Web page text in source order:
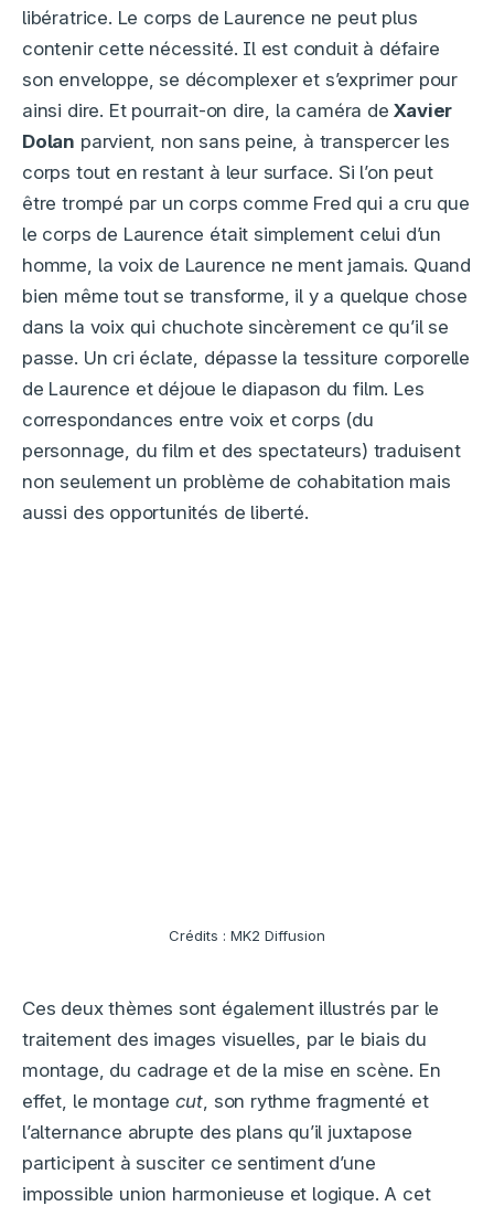
libératrice. Le corps de Laurence ne peut plus
contenir cette nécessité. Il est conduit à défaire
son enveloppe, se décomplexer et s’exprimer pour
ainsi dire. Et pourrait-on dire, la caméra deXavier
Dolan parvient, non sans peine, à transpercer les
corps tout en restant à leur surface. Si l’on peut
être trompé par un corps comme Fred qui a cru que
le corps de Laurence était simplement celui d’un
homme, la voix de Laurence ne ment jamais. Quand
bien même tout se transforme, il y a quelque chose
dans la voix qui chuchote sincèrement ce qu’il se
passe. Un cri éclate, dépasse la tessiture corporelle
de Laurence et déjoue le diapason du film. Les
correspondances entre voix et corps (du
personnage, du film et des spectateurs) traduisent
non seulement un problème de cohabitation mais
aussi des opportunités de liberté.
Crédits : MK2 Diffusion
Ces deux thèmes sont également illustrés par le
traitement des images visuelles, par le biais du
montage, du cadrage et de la mise en scène. En
effet, le montage cut , son rythme fragmenté et
l’alternance abrupte des plans qu’il juxtapose
participent à susciter ce sentiment d’une
impossible union harmonieuse et logique. A cet